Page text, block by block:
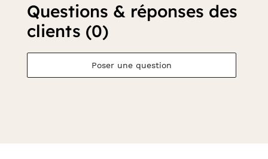
Questions & réponses des
clients (0)
Poser une question